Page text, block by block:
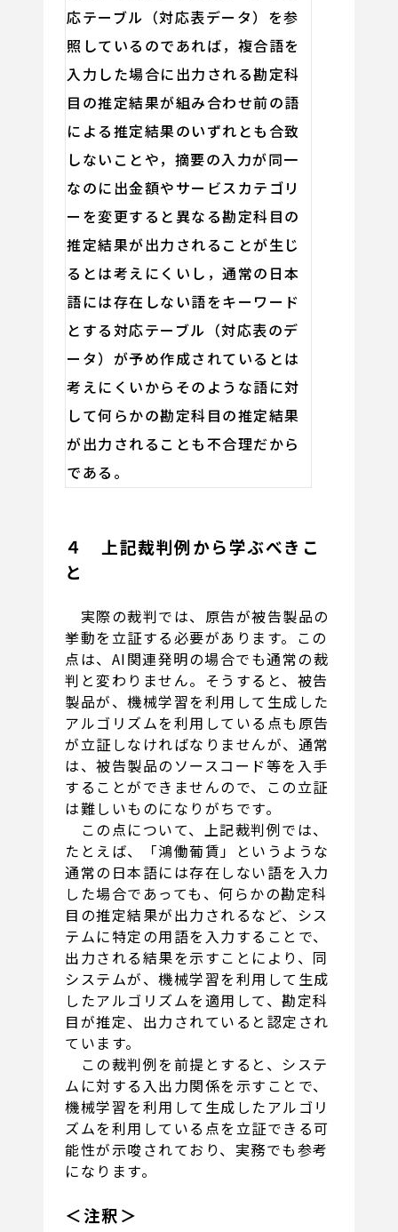
応テーブル（対応表データ）を参
照しているのであれば，複合語を
入力した場合に出力される勘定科
目の推定結果が組み合わせ前の語
による推定結果のいずれとも合致
しないことや，摘要の入力が同一
なのに出金額やサービスカテゴリ
ーを変更すると異なる勘定科目の
推定結果が出力されることが生じ
るとは考えにくいし，通常の日本
語には存在しない語をキーワード
とする対応テーブル（対応表のデ
ータ）が予め作成されているとは
考えにくいからそのような語に対
して何らかの勘定科目の推定結果
が出力されることも不合理だから
である。
４ 上記裁判例から学ぶべきこ
と
実際の裁判では、原告が被告製品の
挙動を立証する必要があります。この
点は、AI関連発明の場合でも通常の裁
判と変わりません。そうすると、被告
製品が、機械学習を利用して生成した
アルゴリズムを利用している点も原告
が立証しなければなりませんが、通常
は、被告製品のソースコード等を入手
することができませんので、この立証
は難しいものになりがちです。
この点について、上記裁判例では、
たとえば、「鴻働葡賃」というような
通常の日本語には存在しない語を入力
した場合であっても、何らかの勘定科
目の推定結果が出力されるなど、シス
テムに特定の用語を入力することで、
出力される結果を示すことにより、同
システムが、機械学習を利用して生成
したアルゴリズムを適用して、勘定科
目が推定、出力されていると認定され
ています。
この裁判例を前提とすると、システ
ムに対する入出力関係を示すことで、
機械学習を利用して生成したアルゴリ
ズムを利用している点を立証できる可
能性が示唆されており、実務でも参考
になります。
＜注釈＞